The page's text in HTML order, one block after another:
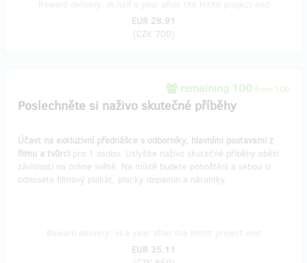
EUR 28.91
(CZK 700)
remaining 100 from 100
Poslechněte si naživo skutečné příběhy
Účast na exkluzivní přednášce s odborníky, hlavními postavami z
filmu a tvůrci pro 1 osobu. Uslyšíte naživo skutečné příběhy obětí
závislosti na online světě. Na místě budete pohoštěni a sebou si
odnesete filmový plakát, placky dopamin a náramky.
EUR 35.11